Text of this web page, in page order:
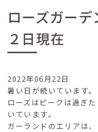
ローズガー
２日現在
2022年06月22日
暑い日が続いています。
ローズはピークは過ぎ
いています。
ガーランドのエリアは